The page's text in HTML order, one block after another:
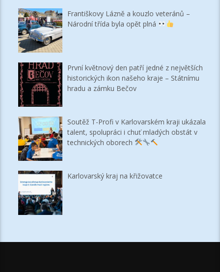
Františkovy Lázně a kouzlo veteránů –
Národní třída byla opět plná
První květnový den patří jedné z největších
historických ikon našeho kraje – Státnímu
hradu a zámku Bečov
Soutěž T-Profi v Karlovarském kraji ukázala
talent, spolupráci i chuť mladých obstát v
technických oborech
Karlovarský kraj na křižovatce